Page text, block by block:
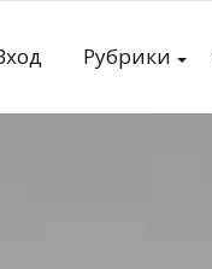
Рубрики